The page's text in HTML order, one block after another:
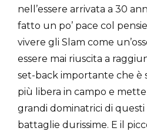
nell’essere arrivata a 30
fatto un po’ pace col
vivere gli Slam come
essere mai riuscita a
set-back importante che è
più libera in campo e
grandi dominatrici di
battaglie durissime. E il